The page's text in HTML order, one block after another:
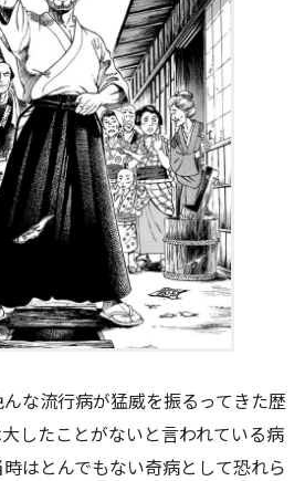
な流行病が猛威を振るってきた歴
したことがないと言われている病
はとんでもない奇病として恐れら